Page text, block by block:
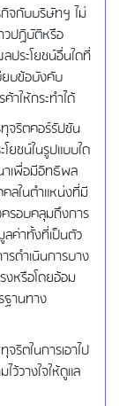
จกับบริษัทฯ ไม่
วปฏิบัติหรือ
ประโยชน์อื่นใดที่
ยบข้อบังคับ
าให้กระทำได้
จริตคอร์รัปชัน
ยชน์ในรูปแบบใด
าเพื่อมีอิทธิพล
ลในตำแหน่งที่มี
รอบคลุมถึงการ
ลค่าทั้งที่เป็นตัว
รดำเนินการบาง
งหรือโดยอ้อม
ฐานทาง
ริตในการเอาไป
วางใจให้ดูแล